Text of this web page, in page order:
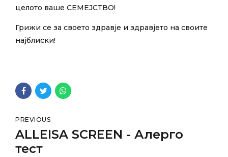
целото ваше СЕМЕЈСТВО!
Грижи се за своето здравје и здравјето на своите
најблиски!
PREVIOUS
ALLEISA SCREEN - Алерго
тест